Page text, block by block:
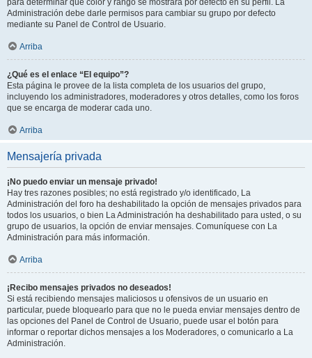
para determinar qué color y rango se mostrará por defecto en su perfil. La
Administración debe darle permisos para cambiar su grupo por defecto
mediante su Panel de Control de Usuario.
Arriba
¿Qué es el enlace “El equipo”?
Esta página le provee de la lista completa de los usuarios del grupo,
incluyendo los administradores, moderadores y otros detalles, como los foros
que se encarga de moderar cada uno.
Arriba
Mensajería privada
¡No puedo enviar un mensaje privado!
Hay tres razones posibles; no está registrado y/o identificado, La
Administración del foro ha deshabilitado la opción de mensajes privados para
todos los usuarios, o bien La Administración ha deshabilitado para usted, o su
grupo de usuarios, la opción de enviar mensajes. Comuníquese con La
Administración para más información.
Arriba
¡Recibo mensajes privados no deseados!
Si está recibiendo mensajes maliciosos u ofensivos de un usuario en
particular, puede bloquearlo para que no le pueda enviar mensajes dentro de
las opciones del Panel de Control de Usuario, puede usar el botón para
informar o reportar dichos mensajes a los Moderadores, o comunicarlo a La
Administración.